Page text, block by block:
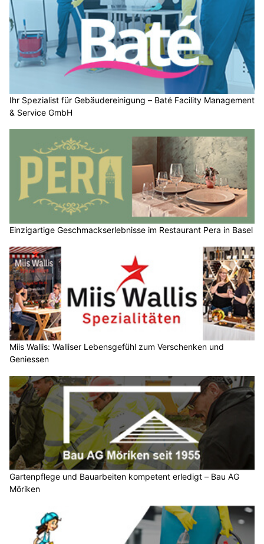
Ihr Spezialist für Gebäudereinigung – Baté Facility Management
& Service GmbH
Einzigartige Geschmackserlebnisse im Restaurant Pera in Basel
Miis Wallis: Walliser Lebensgefühl zum Verschenken und
Geniessen
Gartenpflege und Bauarbeiten kompetent erledigt – Bau AG
Möriken